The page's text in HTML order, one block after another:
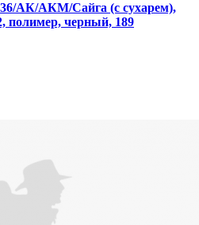
АК/АКМ/Сайга (с сухарем),
полимер, черный, 189